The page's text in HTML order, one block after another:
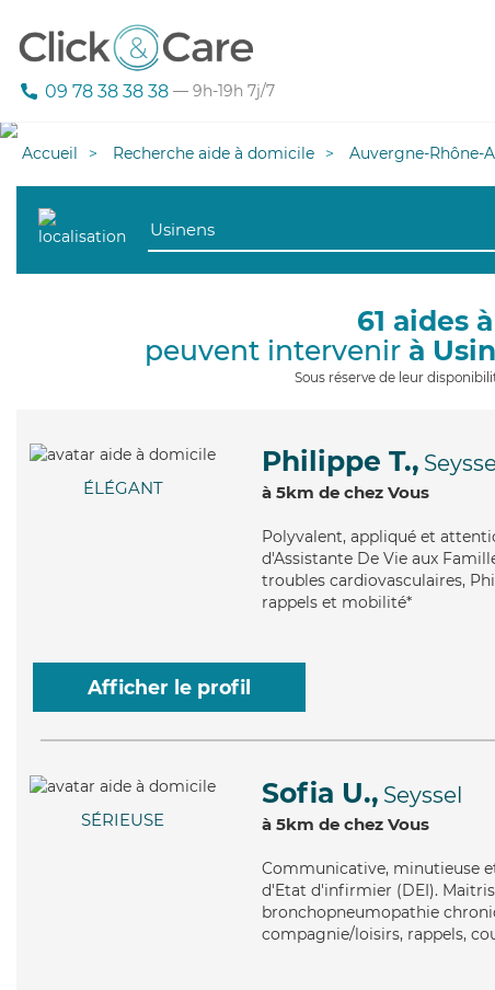
09 78 38 38 38 — 9h-19h 7j/7
Accueil Recherche aide à domicile Auvergne-Rhône-
61 aides
peuvent intervenir à
Sous réserve de leur
ÉLÉGANT
Philippe T.,
à 5km de chez Vous
Polyvalent, appliqué et
d'Assistante De Vie aux
troubles cardiovasculaires,
rappels et mobilité*
Afficher le profil
SÉRIEUSE
Sofia U., Seyssel
à 5km de chez Vous
Communicative, minutieuse
d'Etat d'infirmier (DEI).
bronchopneumopathie
compagnie/loisirs, rappels,